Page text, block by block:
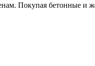
Покупая бетонные и